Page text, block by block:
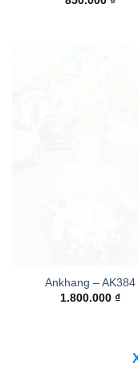
Ankhang – AK384
1.800.000 ₫